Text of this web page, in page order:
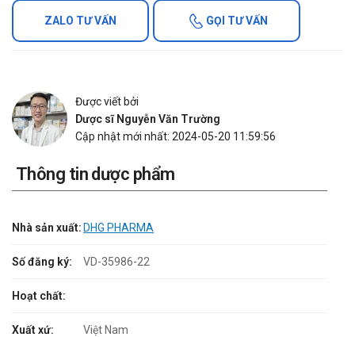
ZALO TƯ VẤN GỌI TƯ VẤN
Được viết bởi
Dược sĩ Nguyễn Văn Trường
Cập nhật mới nhất: 2024-05-20 11:59:56
Thông tin dược phẩm
Nhà sản xuất: DHG PHARMA
Số đăng ký: VD-35986-22
Hoạt chất:
Xuất xứ: Việt Nam